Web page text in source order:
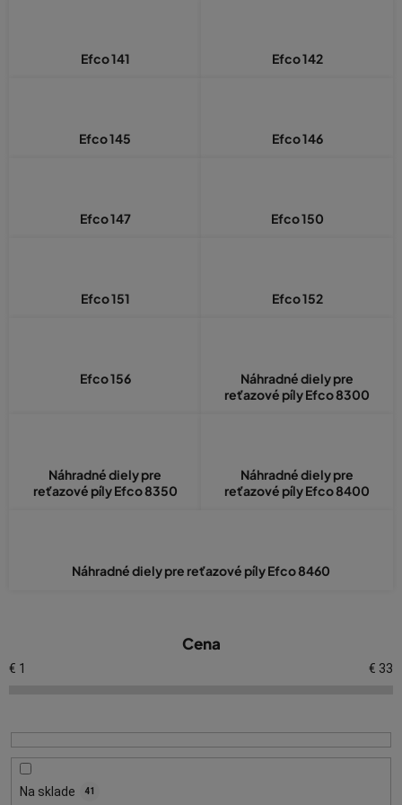
Efco 141 Efco 142
Efco 145 Efco 146
Efco 147 Efco 150
Efco 151 Efco 152
Efco 156
Náhradné diely pre
reťazové píly Efco 8300
Náhradné diely pre
reťazové píly Efco 8350
Náhradné diely pre
reťazové píly Efco 8400
Náhradné diely pre reťazové píly Efco 8460
Cena
€ 1 € 33
Na sklade 41
p
p
r
o